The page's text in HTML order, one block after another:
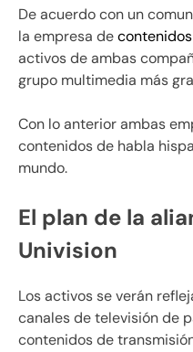
De acuerdo con un
la empresa decontenidos
activos de ambas
grupo multimedia más
Con lo anterior ambas
contenidos de habla
mundo.
El plan de la
Univision
Los activos se verán
canales de televisión de
contenidos de